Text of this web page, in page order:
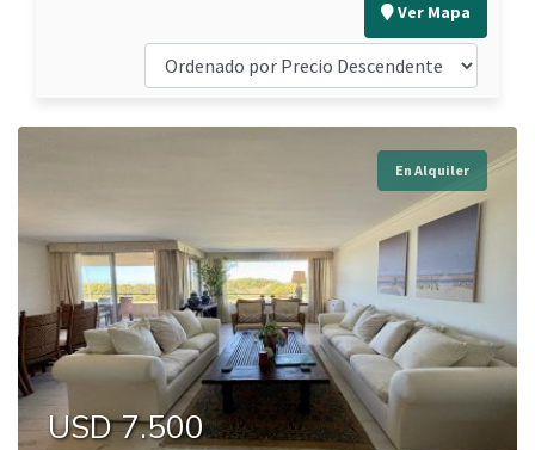
Ver Mapa
En Alquiler
USD 7.500